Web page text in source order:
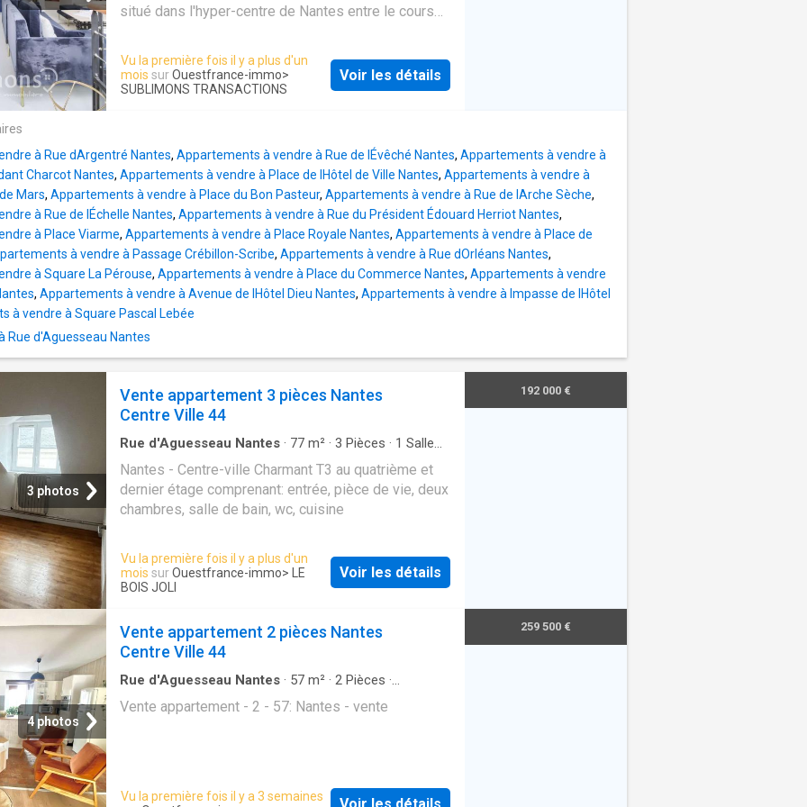
également son grand balcon terrasse, idéalement
tout au long de la journée dans un cadre agréable. À
proximité immédiate des commerces, des écoles et
des transports, cet appartement bénéficie d’un cadre
situé dans l'hyper-centre de Nantes entre le cours
charme de l'ancien, modernité et confort. Sur deux
niveaux, il se compose au premier d'entre eux, d'une
grande entrée pouvant faire également office de
avec salle d'eau et wc. L'aménagement d'une
troisième chambre y est possible. A l'étage vous
trouverez un séjour spacieux de 58 m², baigné de
lumière naturelle, donnant sur une terrasse de 67 m²,
véritable écrin de verdure, exposée Sud-Est, et
parfait pour recevoir vos proches ou vous détendre
en famille. On y trouve également la cuisine, ouverte,
aménagée et équipée, une buanderie et un troisième
wc. Atout très important pour le centre ville, cet
appartement bénéficie d'un stationnement intérieur
Vu la première fois il y a plus d'un
mois surOuestfrance-immo>
SUBLIMONS TRANSACTIONS
Voir les détails
à Rue dArgentré Nantes, Appartements à vendre à Rue de lÉvêché Nantes, Appartements à vendre à
Charcot Nantes, Appartements à vendre à Place de lHôtel de Ville Nantes, Appartements à vendre à
Mars, Appartements à vendre à Place du Bon Pasteur, Appartements à vendre à Rue de lArche Sèche,
à Rue de lÉchelle Nantes, Appartements à vendre à Rue du Président Édouard Herriot Nantes,
à Place Viarme, Appartements à vendre à Place Royale Nantes, Appartements à vendre à Place de
à vendre à Passage Crébillon-Scribe, Appartements à vendre à Rue dOrléans Nantes,
à Square La Pérouse, Appartements à vendre à Place du Commerce Nantes, Appartements à vendre
, Appartements à vendre à Avenue de lHôtel Dieu Nantes, Appartements à vendre à Impasse de lHôtel
à vendre à Square Pascal Lebée
Rue d'Aguesseau Nantes
3 photos
Vente appartement 3 pièces Nantes
Centre Ville 44
Rue d'Aguesseau Nantes · 77 m² · 3 Pièces · 1 Salle
Nantes - Centre-ville Charmant T3 au quatrième et
dernier étage comprenant: entrée, pièce de vie, deux
chambres, salle de bain, wc, cuisine
Vu la première fois il y a plus d'un
mois surOuestfrance-immo> LE
BOIS JOLI
Voir les détails
192 000 €
4 photos
Vente appartement 2 pièces Nantes
Centre Ville 44
Rue d'Aguesseau Nantes · 57 m² · 2 Pièces ·
Vente appartement - 2 - 57: Nantes - vente
Vu la première fois il y a 3 semaines
259 500 €